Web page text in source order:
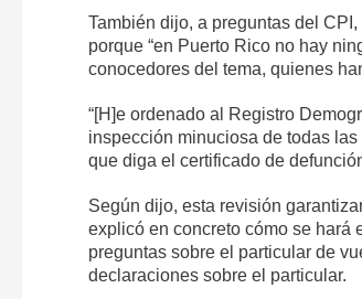
También dijo, a preguntas del
porque “en Puerto Rico no hay
conocedores del tema, quienes
“[H]e ordenado al Registro
inspección minuciosa de todas
que diga el certificado de
Según dijo, esta revisión
explicó en concreto cómo se hará
preguntas sobre el particular de
declaraciones sobre el particular.